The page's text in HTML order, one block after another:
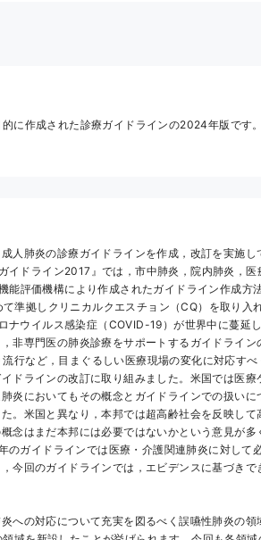
に作成された診療ガイドラインの2024年版です
人肺炎の診療ガイドラインを作成，改訂を実施し
イドライン2017』では，市中肺炎，院内肺炎，医
能評価機構により作成されたガイドライン作成方
準拠しクリニカルクエスチョン（CQ）を取り入
ナウイルス感染症（COVID-19）が世界中に蔓延
非専門医の肺炎診療をサポートするガイドライン
行など，目まぐるしい医療現場の変化に対応す
ドラインの改訂に取り組みました。米国では医療
炎においてもその概念とガイドラインでの扱いに
。米国と異なり，本邦では超高齢社会を反映して
念はまだ本邦には必要ではないかという意見が多
ガイドラインでは医療・介護関連肺炎に対して
今回のガイドラインでは，エビデンスに基づきで
への対応について充実を図るべく誤嚥性肺炎の領